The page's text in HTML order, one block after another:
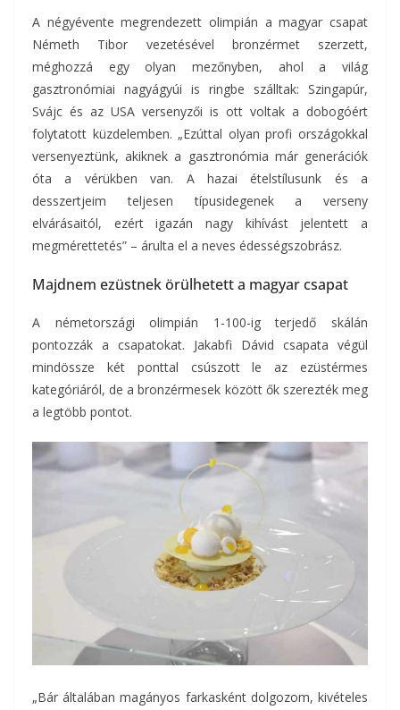
A négyévente megrendezett olimpián a magyar csapat
Németh Tibor vezetésével bronzérmet szerzett,
méghozzá egy olyan mezőnyben, ahol a világ
gasztronómiai nagyágyúi is ringbe szálltak: Szingapúr,
Svájc és az USA versenyzői is ott voltak a dobogóért
folytatott küzdelemben. „Ezúttal olyan profi országokkal
versenyeztünk, akiknek a gasztronómia már generációk
óta a vérükben van. A hazai ételstílusunk és a
desszertjeim teljesen típusidegenek a verseny
elvárásaitól, ezért igazán nagy kihívást jelentett a
megmérettetés” – árulta el a neves édességszobrász.
Majdnem ezüstnek örülhetett a magyar csapat
A németországi olimpián 1-100-ig terjedő skálán
pontozzák a csapatokat. Jakabfi Dávid csapata végül
mindössze két ponttal csúszott le az ezüstérmes
kategóriáról, de a bronzérmesek között ők szerezték meg
a legtöbb pontot.
„Bár általában magányos farkasként dolgozom, kivételes